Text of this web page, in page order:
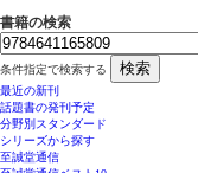
書籍の検索
条件指定で検索する 検索
最近の新刊
話題書の発刊予定
分野別スタンダード
シリーズから探す
至誠堂通信